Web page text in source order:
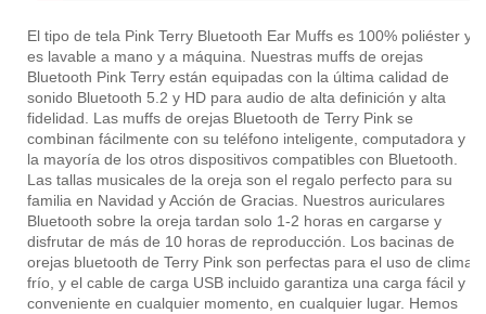
El tipo de tela Pink Terry Bluetooth Ear Muffs es 100% poliéster y
es lavable a mano y a máquina. Nuestras muffs de orejas
Bluetooth Pink Terry están equipadas con la última calidad de
sonido Bluetooth 5.2 y HD para audio de alta definición y alta
fidelidad. Las muffs de orejas Bluetooth de Terry Pink se
combinan fácilmente con su teléfono inteligente, computadora y
la mayoría de los otros dispositivos compatibles con Bluetooth.
Las tallas musicales de la oreja son el regalo perfecto para su
familia en Navidad y Acción de Gracias. Nuestros auriculares
Bluetooth sobre la oreja tardan solo 1-2 horas en cargarse y
disfrutar de más de 10 horas de reproducción. Los bacinas de
orejas bluetooth de Terry Pink son perfectas para el uso de clima
frío, y el cable de carga USB incluido garantiza una carga fácil y
conveniente en cualquier momento, en cualquier lugar. Hemos